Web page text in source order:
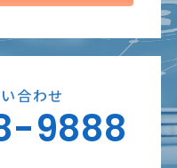
合わせ
9888